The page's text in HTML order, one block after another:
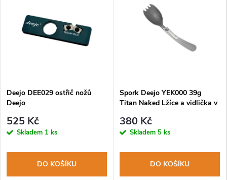
Deejo DEE029 ostřič nožů
Deejo
525 Kč
Skladem 1 ks
DO KOŠÍKU
Spork Deejo YEK000 39g
Titan Naked Lžíce a vidlička v
380 Kč
Skladem 5 ks
DO KOŠÍKU